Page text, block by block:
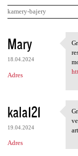
kamery-bajery
K
o
m
e
t
a
r
Mary
18.04.2024
Adres
kala121
19.04.2024
Adres